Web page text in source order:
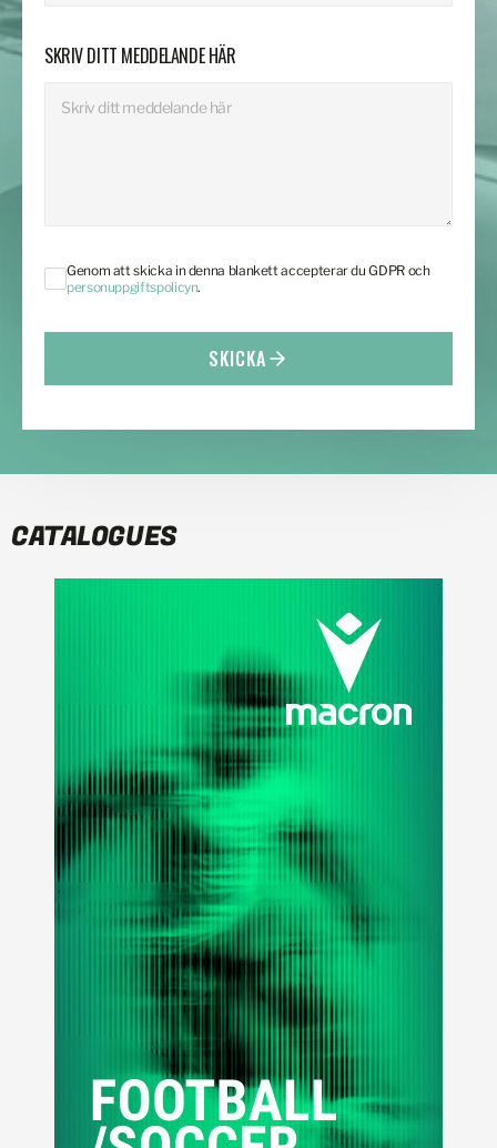
SKRIV DITT MEDDELANDE HÄR
Genom att skicka in denna blankett accepterar du GDPR och
personuppgiftspolicyn.
SKICKA
CATALOGUES